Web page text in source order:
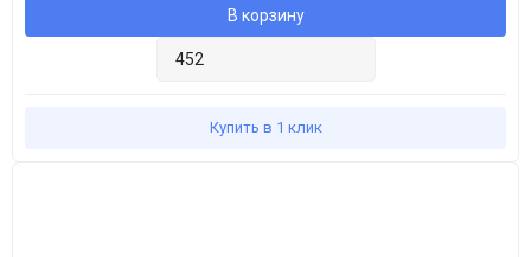
В корзину
Купить в 1 клик